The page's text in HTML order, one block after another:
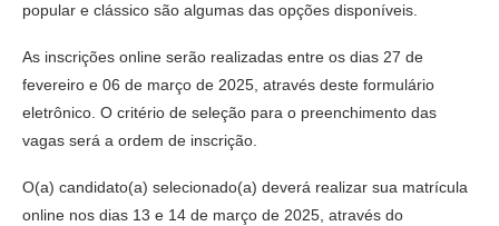
popular e clássico são algumas das opções disponíveis.
As inscrições online serão realizadas entre os dias 27 de
fevereiro e 06 de março de 2025, através deste formulário
eletrônico. O critério de seleção para o preenchimento das
vagas será a ordem de inscrição.
O(a) candidato(a) selecionado(a) deverá realizar sua matrícula
online nos dias 13 e 14 de março de 2025, através do